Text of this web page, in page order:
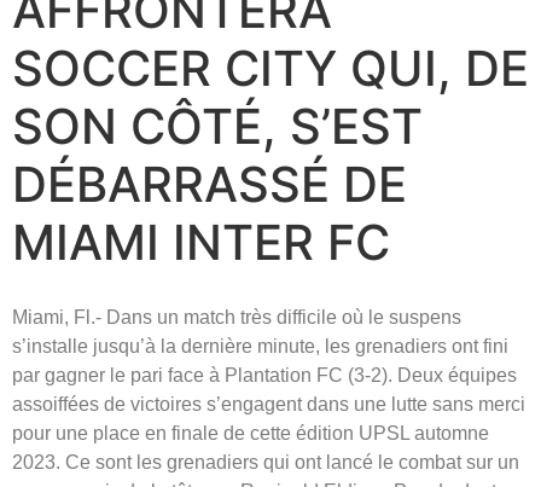
SOCCER CITY QUI, DE
SON CÔTÉ, S’EST
DÉBARRASSÉ DE
MIAMI INTER FC
Miami, Fl.- Dans un match très difficile où le suspens
s’installe jusqu’à la dernière minute, les grenadiers ont fini
par gagner le pari face à Plantation FC (3-2). Deux équipes
assoiffées de victoires s’engagent dans une lutte sans merci
pour une place en finale de cette édition UPSL automne
2023. Ce sont les grenadiers qui ont lancé le combat sur un